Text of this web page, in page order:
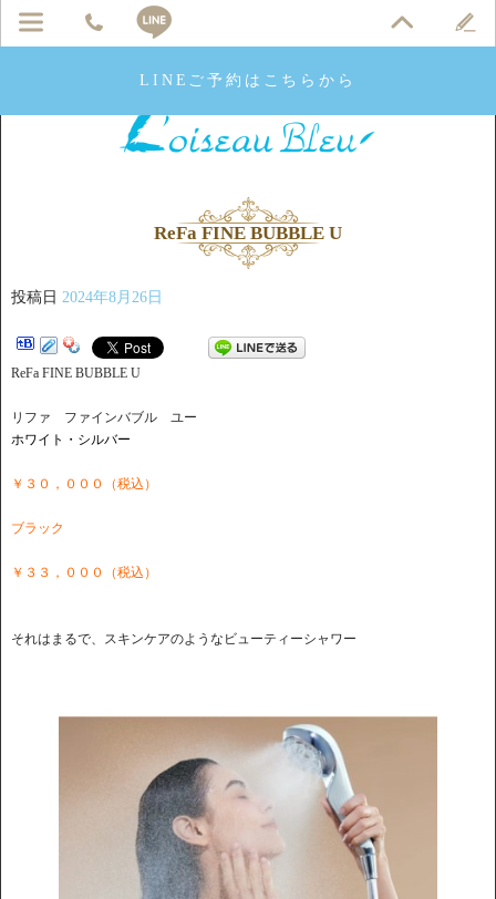
LINEご予約はこちらから
ReFa FINE BUBBLE U
投稿日 2024年8月26日
ReFa FINE BUBBLE U
リファ ファインバブル ユー
ホワイト・シルバー
￥３０，０００（税込）
ブラック
￥３３，０００（税込）
それはまるで、スキンケアのようなビューティーシャワー